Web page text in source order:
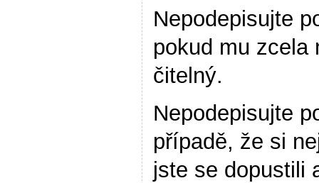
Nepodepisujte
pokud mu zcela
čitelný.
Nepodepisujte
případě, že si
jste se dopustili